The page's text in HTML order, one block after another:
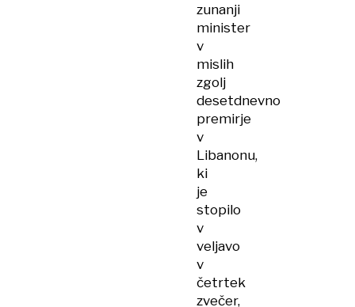
zunanji
minister
v
mislih
zgolj
desetdnevno
premirje
v
Libanonu,
ki
je
stopilo
v
veljavo
v
četrtek
zvečer,